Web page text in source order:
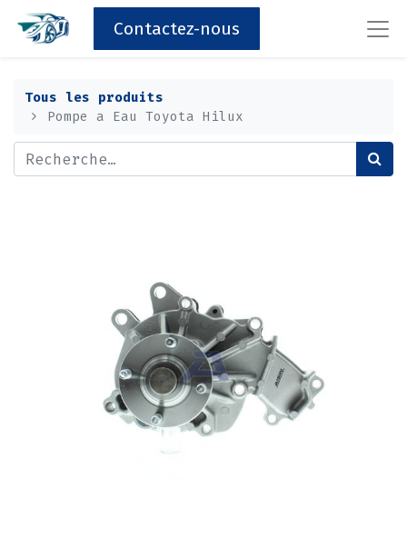
Contactez-nous
Tous les produits
Pompe a Eau Toyota Hilux